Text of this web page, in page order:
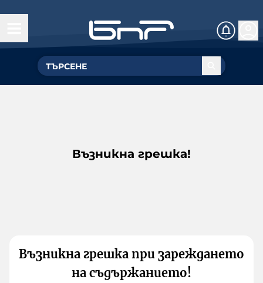
Възникна грешка!
Възникна грешка при зареждането
на съдържанието!